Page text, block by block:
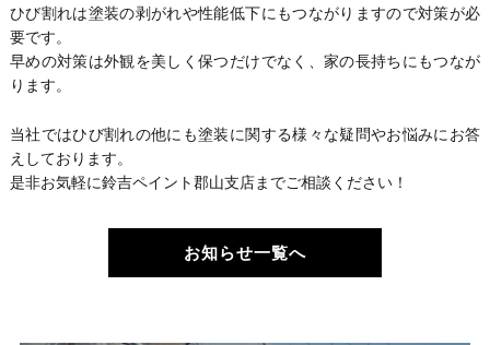
ひび割れは塗装の剥がれや性能低下にもつながりますので対策が必
要です。
早めの対策は外観を美しく保つだけでなく、家の長持ちにもつなが
ります。
当社ではひび割れの他にも塗装に関する様々な疑問やお悩みにお答
えしております。
是非お気軽に鈴吉ペイント郡山支店までご相談ください！
お知らせ一覧へ